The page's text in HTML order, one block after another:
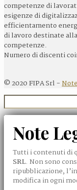
competenze di
esigenze di
efficientamento
di lavoro destinate
competenze.
Numero di discenti
©2020FIPA Srl -
Note
Tutti i contenuti di
SRL. Non sono
ripubblicazione,
modifica in ogni